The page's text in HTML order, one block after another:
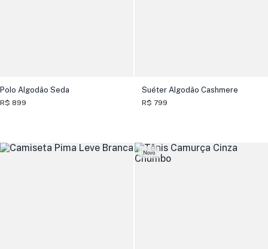
Polo Algodão Seda
R$ 899
Suéter Algodão Cashmere
R$ 799
Novo